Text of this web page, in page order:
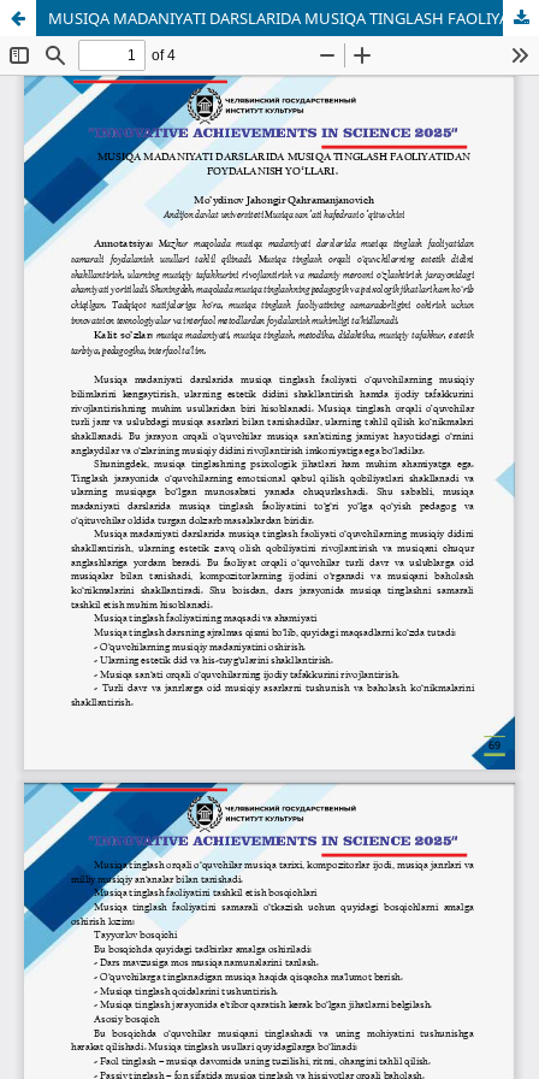
MUSIQA MADANIYATI DARSLARIDA MUSIQA TINGLASH FAOLIYATIDAN FOYDALANISH YOʻLLARI.